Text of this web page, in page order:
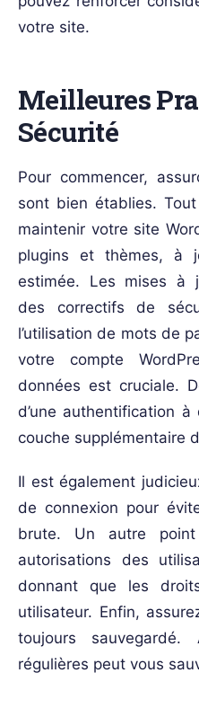
votre site.
Meilleures
Sécurité
Pour commencer,
sont bien établies. Tout
maintenir votre site
plugins et thèmes, à
estimée. Les mises à
des correctifs de
l’utilisation de mots de
votre compte
données est cruciale.
d’une authentification
couche supplémentaire
Il est également
de connexion pour
brute. Un autre
autorisations des
donnant que les
utilisateur. Enfin,
toujours sauvegardé.
régulières peut vous